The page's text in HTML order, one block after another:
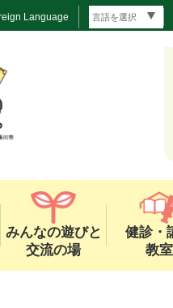
Language
みんなの遊びと
交流の場
健診・
教室